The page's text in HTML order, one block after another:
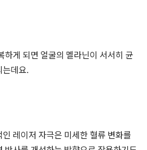
하게 되면 얼굴의 멜라닌이 서서히 균
는데요.
레이저 자극은 미세한 혈류 변화를